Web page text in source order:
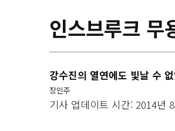
인스브루크 무
강수진의 열연에도 빛날 수
장인주
기사 업데이트 시간: 2014년